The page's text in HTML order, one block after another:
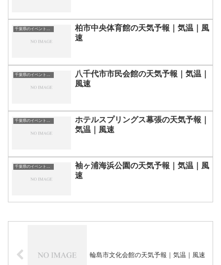
千葉県のイベント会場一覧
柏市中央体育館の天気予報｜気温｜風
速
八千代市市民会館の天気予報｜気温｜
風速
ホテルスプリングス幕張の天気予報｜
気温｜風速
袖ヶ浦海浜公園の天気予報｜気温｜風
速
輪島市文化会館の天気予報｜気温｜風速